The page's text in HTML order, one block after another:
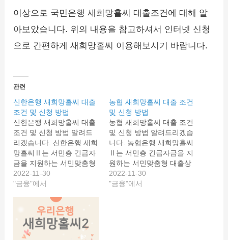
이상으로 국민은행 새희망홀씨 대출조건에 대해 알
아보았습니다. 위의 내용을 참고하셔서 인터넷 신청
으로 간편하게 새희망홀씨 이용해보시기 바랍니다.
관련
신한은행 새희망홀씨 대출
조건 및 신청 방법
신한은행 새희망홀씨 대출
조건 및 신청 방법 알려드
리겠습니다. 신한은행 새희
망홀씨Ⅱ는 서민층 긴급자
금을 지원하는 서민맞춤형
대출상품입니다. 신한은행
새희망홀씨 대출 자격, 서
까지 살펴보도록 하겠습니
다. 신한은행 새희망홀씨
는 하나은행 새희망홀씨,
국민은행 새희망홀씨, 농협
2022-11-30
"금융"에서
농협 새희망홀씨 대출 조건
및 신청 방법
농협 새희망홀씨 대출 조건
및 신청 방법 알려드리겠습
니다. 농협은행 새희망홀씨
Ⅱ는 서민층 긴급자금을 지
원하는 서민맞춤형 대출상
품입니다. 농협 새희망홀씨
대출 자격, 서류, 조건, 후
2022-11-30
"금융"에서